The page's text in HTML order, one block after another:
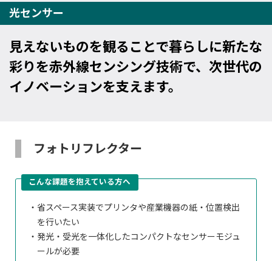
光センサー
見えないものを観ることで暮らしに新たな
彩りを赤外線センシング技術で、次世代の
イノベーションを支えます。
フォトリフレクター
こんな課題を抱えている方へ
省スペース実装でプリンタや産業機器の紙・位置検出
を行いたい
発光・受光を一体化したコンパクトなセンサーモジュ
ールが必要